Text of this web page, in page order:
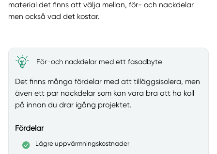
material det finns att välja mellan, för- och nackdelar
men också vad det kostar.
För-och nackdelar med ett fasadbyte
Det finns många fördelar med att tilläggsisolera, men
även ett par nackdelar som kan vara bra att ha koll
på innan du drar igång projektet.
Fördelar
Lägre uppvärmningskostnader